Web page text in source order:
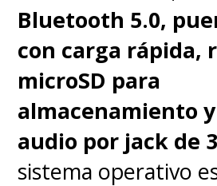
Bluetooth 5.0,
con carga rápida,
microSD para
almacenamiento
audio por jack de
sistema operativo